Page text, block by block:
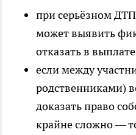
при серьёзном
может выявить
отказать в
если между
родственниками)
доказать право
крайне сложно —